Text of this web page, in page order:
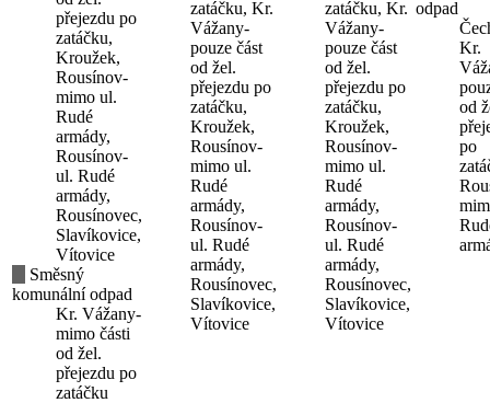
přejezdu po
zatáčku,
Kroužek,
Rousínov-
mimo ul.
Rudé
armády,
Rousínov-
ul. Rudé
armády,
Rousínovec,
Slavíkovice,
Vítovice
Směsný
komunální odpad
Kr. Vážany-
mimo části
od žel.
přejezdu po
zatáčku
zatáčku, Kr.
Vážany-
pouze část
od žel.
přejezdu po
zatáčku,
Kroužek,
Rousínov-
mimo ul.
Rudé
armády,
Rousínov-
ul. Rudé
armády,
Rousínovec,
Slavíkovice,
Vítovice
zatáčku, Kr.
Vážany-
pouze část
od žel.
přejezdu po
zatáčku,
Kroužek,
Rousínov-
mimo ul.
Rudé
armády,
Rousínov-
ul. Rudé
armády,
Rousínovec,
Slavíkovice,
Vítovice
odpad
Kr.
od
po